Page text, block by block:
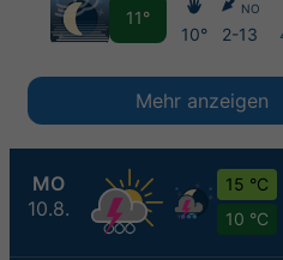
MO
10.8.
15 °C
10 °C
11°
10°
NO
2-13
Mehr anzeigen